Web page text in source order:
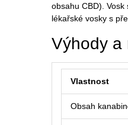
obsahu CBD).
lékařské vosky s
Výhody a
Vlastnost
Obsah